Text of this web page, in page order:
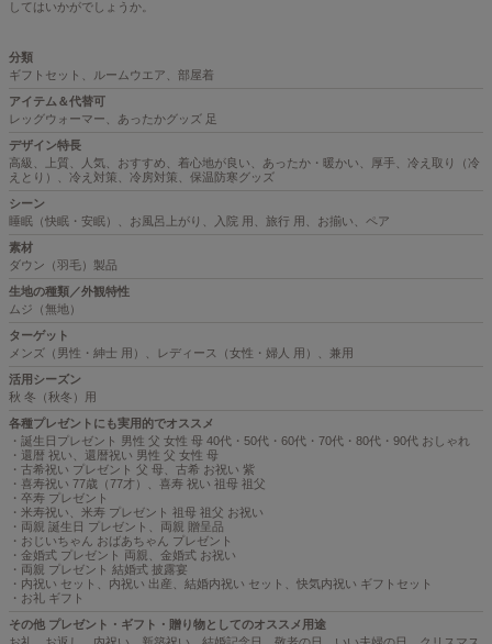
してはいかがでしょうか。
分類
ギフトセット、ルームウエア、部屋着
アイテム＆代替可
レッグウォーマー、あったかグッズ 足
デザイン特長
高級、上質、人気、おすすめ、着心地が良い、あったか・暖かい、厚手、冷え取り（冷
えとり）、冷え対策、冷房対策、保温防寒グッズ
シーン
睡眠（快眠・安眠）、お風呂上がり、入院 用、旅行 用、お揃い、ペア
素材
ダウン（羽毛）製品
生地の種類／外観特性
ムジ（無地）
ターゲット
メンズ（男性・紳士 用）、レディース（女性・婦人 用）、兼用
活用シーズン
秋 冬（秋冬）用
各種プレゼントにも実用的でオススメ
・誕生日プレゼント 男性 父 女性 母 40代・50代・60代・70代・80代・90代 おしゃれ
・還暦 祝い、還暦祝い 男性 父 女性 母
・古希祝い プレゼント 父 母、古希 お祝い 紫
・喜寿祝い 77歳（77才）、喜寿 祝い 祖母 祖父
・卒寿 プレゼント
・米寿祝い、米寿 プレゼント 祖母 祖父 お祝い
・両親 誕生日 プレゼント、両親 贈呈品
・おじいちゃん おばあちゃん プレゼント
・金婚式 プレゼント 両親、金婚式 お祝い
・両親 プレゼント 結婚式 披露宴
・内祝い セット、内祝い 出産、結婚内祝い セット、快気内祝い ギフトセット
・お礼 ギフト
その他 プレゼント・ギフト・贈り物としてのオススメ用途